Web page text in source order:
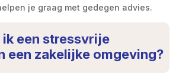
je graag met gedegen advies.
ik een stressvrije
een zakelijke omgeving?